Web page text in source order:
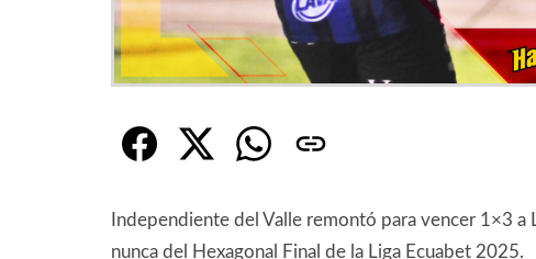
Independiente del Valle remontó para vencer 1×3 a
nunca del Hexagonal Final de la Liga Ecuabet 2025.